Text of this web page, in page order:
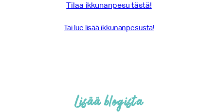
Tilaa ikkunanpesu tästä!
Tai lue lisää ikkunanpesusta!
Lisää blogista